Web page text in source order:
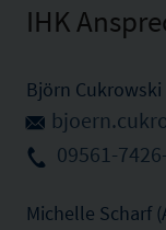
IHK
Björn
09561-
Michelle Scharf